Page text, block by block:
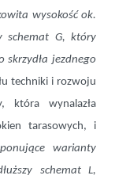
wysokość ok.
schemat G, który
skrzydła jezdnego
techniki i rozwoju
która wynalazła
tarasowych, i
warianty
schemat L,